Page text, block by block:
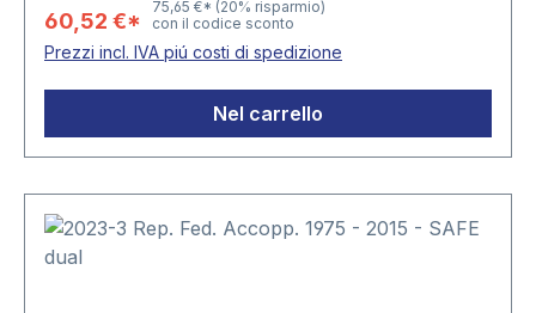
60,52 €*
75,65 €* (20% risparmio)
con il codice sconto
Prezzi incl. IVA piú costi di spedizione
Nel carrello